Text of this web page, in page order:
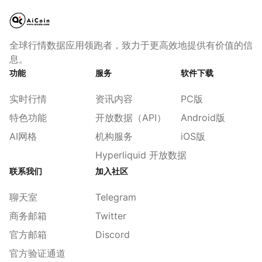
全球行情数据应用领跑者，致力于更高效地提供有价值的信
息。
功能
实时行情
特色功能
AI网格
服务
资讯内容
开放数据（API）
机构服务
Hyperliquid 开放数据
软件下载
PC版
Android版
iOS版
联系我们
聊天室
商务邮箱
官方邮箱
官方验证通道
加入社区
Telegram
Twitter
Discord